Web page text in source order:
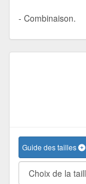
Combinaison.
Guide des tailles